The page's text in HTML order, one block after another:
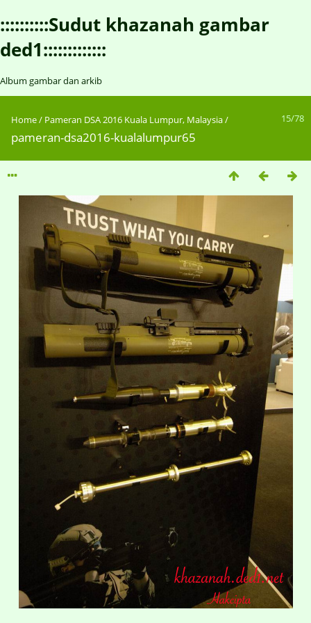
::::::::::Sudut khazanah gambar
ded1:::::::::::::
Album gambar dan arkib
15/78
Home/ Pameran DSA 2016 Kuala Lumpur, Malaysia/
pameran-dsa2016-kualalumpur65